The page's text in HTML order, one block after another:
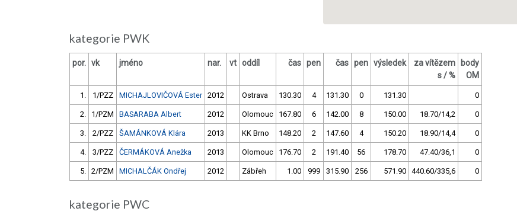
kategorie PWK
por. vk jméno nar. vt oddíl čas pen čas pen výsledek
za vítězem
s / %
body
OM
1. 1/PZZ MICHAJLOVIČOVÁ Ester 2012 Ostrava 130.30 4 131.30 0 131.30 0
2. 1/PZM BASARABA Albert 2012 Olomouc 167.80 6 142.00 8 150.00 18.70/14,2 0
3. 2/PZZ ŠAMÁNKOVÁ Klára 2013 KK Brno 148.20 2 147.60 4 150.20 18.90/14,4 0
4. 3/PZZ ČERMÁKOVÁ Anežka 2013 Olomouc 176.70 2 191.40 56 178.70 47.40/36,1 0
5. 2/PZM MICHALČÁK Ondřej 2012 Zábřeh 1.00 999 315.90 256 571.90 440.60/335,6 0
kategorie PWC